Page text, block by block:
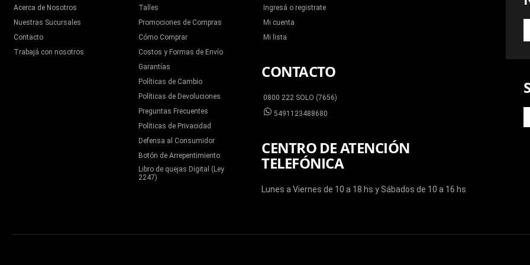
Acerca de Nosotros
Nuestras Sucursales
Contacto
Trabajá con nosotros
Talles
Promociones de Compras
Cómo Comprar
Costos y Formas de Envío
Garantías
Políticas de Cambio
Políticas de Devoluciones
Preguntas Frecuentes
Políticas de Privacidad
Defensa al Consumidor
Botón de Arrepentimiento
Libro de quejas Digital (Ley
2247)
Ingresá o registrate
Mi cuenta
Mi lista
CONTACTO
0800 222 SOLO (7656)
5491123488680
CENTRO DE ATENCIÓN
TELEFÓNICA
Lunes a Viernes de 10 a 18 hs y Sábados de 10 a 16 hs